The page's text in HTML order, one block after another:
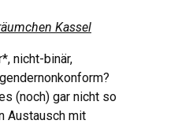
Kassel
nicht-binär,
(noch) gar nicht so
Austausch mit